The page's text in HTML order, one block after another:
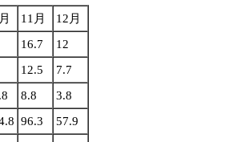
11月
12月
16.7
12
12.5
7.7
8.8
3.8
96.3
57.9